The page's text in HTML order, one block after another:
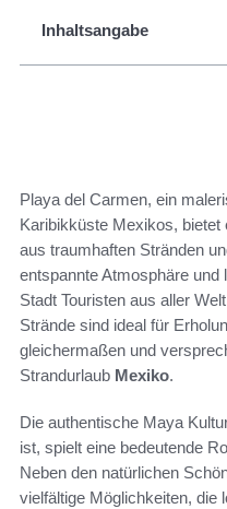
Inhaltsangabe
Playa del Carmen, ein
Karibikküste Mexikos,
aus traumhaften Stränden
entspannte Atmosphäre und
Stadt Touristen aus aller
Strände sind ideal für
gleichermaßen und
Strandurlaub Mexiko.
Die authentische Maya
ist, spielt eine bedeutende
Neben den natürlichen
vielfältige Möglichkeiten, die